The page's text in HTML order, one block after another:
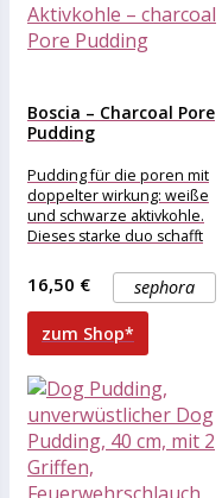
Boscia – Charcoal Pore
Pudding
Pudding...
Pudding für die poren mit
doppelter wirkung: weiße
und schwarze aktivkohle.
Dieses starke duo schafft
verkleinern
sephora
16,50 €
zum Shop*